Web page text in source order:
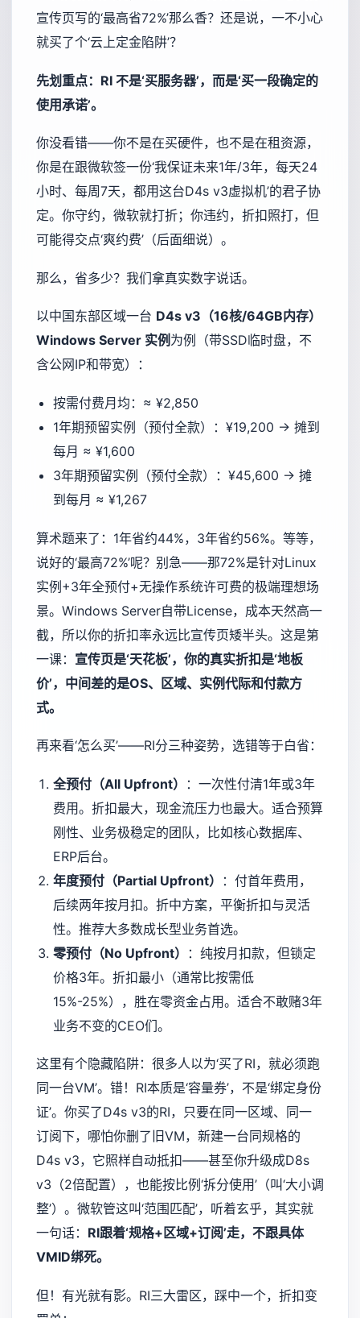
宣传页写的‘最高省72%’那么香？还是说，一不小心
就买了个‘云上定金陷阱’？
先划重点：RI 不是‘买服务器’，而是‘买一段确定的
使用承诺’。
你没看错——你不是在买硬件，也不是在租资源，
你是在跟微软签一份‘我保证未来1年/3年，每天24
小时、每周7天，都用这台D4s v3虚拟机’的君子协
定。你守约，微软就打折；你违约，折扣照打，但
可能得交点‘爽约费’（后面细说）。
那么，省多少？我们拿真实数字说话。
以中国东部区域一台 D4s v3（16核/64GB内存）
Windows Server 实例 为例（带SSD临时盘，不
含公网IP和带宽）：
按需付费月均：≈ ¥2,850
1年期预留实例（预付全款）：¥19,200 → 摊到
每月 ≈ ¥1,600
3年期预留实例（预付全款）：¥45,600 → 摊
到每月 ≈ ¥1,267
算术题来了：1年省约44%，3年省约56%。等等，
说好的‘最高72%’呢？别急——那72%是针对Linux
实例+3年全预付+无操作系统许可费的极端理想场
景。Windows Server自带License，成本天然高一
截，所以你的折扣率永远比宣传页矮半头。这是第
一课： 宣传页是‘天花板’，你的真实折扣是‘地板
价’，中间差的是OS、区域、实例代际和付款方
式。
再来看‘怎么买’——RI分三种姿势，选错等于白省：
全预付（All Upfront）
：一次性付清1年或3年
费用。折扣最大，现金流压力也最大。适合预算
刚性、业务极稳定的团队，比如核心数据库、
ERP后台。
年度预付（Partial Upfront）
：付首年费用，
后续两年按月扣。折中方案，平衡折扣与灵活
性。推荐大多数成长型业务首选。
零预付（No Upfront）
：纯按月扣款，但锁定
价格3年。折扣最小（通常比按需低
15%-25%），胜在零资金占用。适合不敢赌3年
业务不变的CEO们。
这里有个隐藏陷阱：很多人以为‘买了RI，就必须跑
同一台VM’。错！RI本质是‘容量券’，不是‘绑定身份
证’。你买了D4s v3的RI，只要在同一区域、同一
订阅下，哪怕你删了旧VM，新建一台同规格的
D4s v3，它照样自动抵扣——甚至你升级成D8s
v3（2倍配置），也能按比例‘拆分使用’（叫‘大小调
整’）。微软管这叫‘范围匹配’，听着玄乎，其实就
一句话： RI跟着‘规格+区域+订阅’走，不跟具体
VMID绑死。
但！有光就有影。RI三大雷区，踩中一个，折扣变